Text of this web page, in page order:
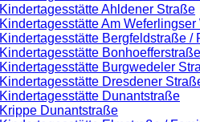
Kindertagesstätte Ahldener Straße
Kindertagesstätte Am Weferlingser
Kindertagesstätte Bergfeldstraße /
Kindertagesstätte Bonhoefferstraße
Kindertagesstätte Burgwedeler
Kindertagesstätte Dresdener
Kindertagesstätte Dunantstraße
Krippe Dunantstraße